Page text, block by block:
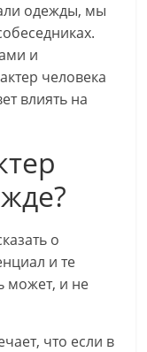
одежды, мы
и
человека
влиять на
о
и те
может, и не
что если в